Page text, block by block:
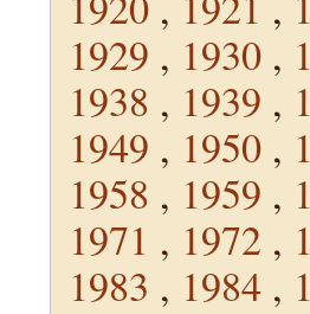
1929 , 1930 ,
1938 , 1939 ,
1949 , 1950 ,
1958 , 1959 ,
1971 , 1972 ,
1983 , 1984 ,